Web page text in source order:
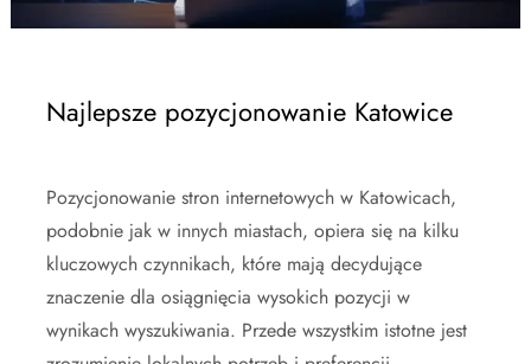
Najlepsze pozycjonowanie Katowice
Pozycjonowanie stron internetowych w Katowicach,
podobnie jak w innych miastach, opiera się na kilku
kluczowych czynnikach, które mają decydujące
znaczenie dla osiągnięcia wysokich pozycji w
wynikach wyszukiwania. Przede wszystkim istotne jest